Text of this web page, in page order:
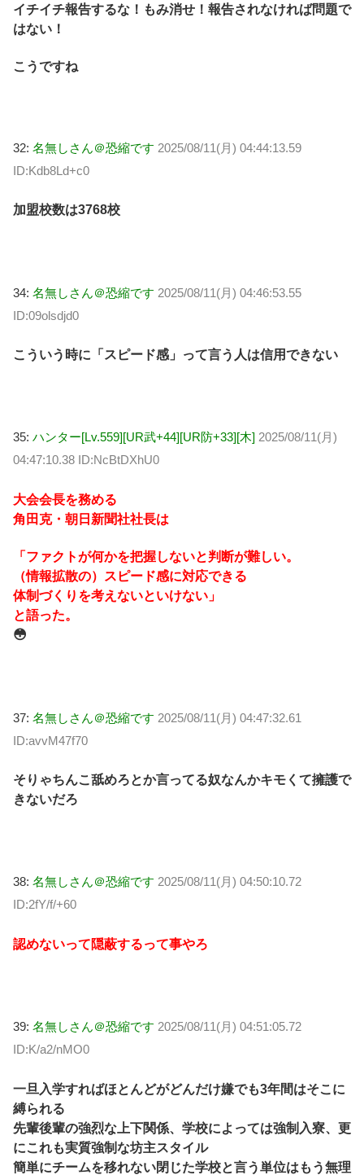
イチイチ報告するな！もみ消せ！報告されなければ問題で
はない！
こうですね
32: 名無しさん＠恐縮です 2025/08/11(月) 04:44:13.59
ID:Kdb8Ld+c0
加盟校数は3768校
34: 名無しさん＠恐縮です 2025/08/11(月) 04:46:53.55
ID:09olsdjd0
こういう時に「スピード感」って言う人は信用できない
35: ハンター[Lv.559][UR武+44][UR防+33][木] 2025/08/11(月)
04:47:10.38 ID:NcBtDXhU0
大会会長を務める
角田克・朝日新聞社社長は
「ファクトが何かを把握しないと判断が難しい。
（情報拡散の）スピード感に対応できる
体制づくりを考えないといけない」
と語った。
😳
37: 名無しさん＠恐縮です 2025/08/11(月) 04:47:32.61
ID:avvM47f70
そりゃちんこ舐めろとか言ってる奴なんかキモくて擁護で
きないだろ
38: 名無しさん＠恐縮です 2025/08/11(月) 04:50:10.72
ID:2fY/f/+60
認めないって隠蔽するって事やろ
39: 名無しさん＠恐縮です 2025/08/11(月) 04:51:05.72
ID:K/a2/nMO0
一旦入学すればほとんどがどんだけ嫌でも3年間はそこに
縛られる
先輩後輩の強烈な上下関係、学校によっては強制入寮、更
にこれも実質強制な坊主スタイル
簡単にチームを移れない閉じた学校と言う単位はもう無理